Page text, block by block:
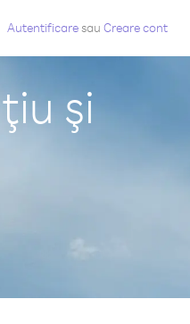
Autentificaresau Creare cont
şi